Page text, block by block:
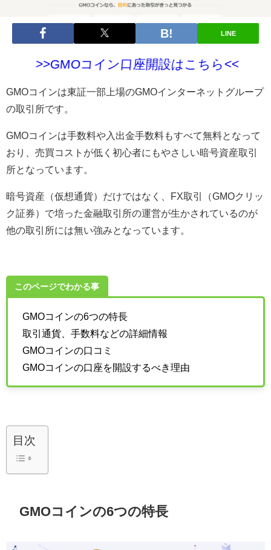
LINE
>>GMOコイン口座開設はこちら<<
GMOコインは東証一部上場のGMOインターネットグループ
の取引所です。
GMOコインは手数料や入出金手数料もすべて無料となって
おり、売買コストが低く初心者にもやさしい暗号資産取引
所となっています。
暗号資産（仮想通貨）だけではなく、FX取引（GMOクリッ
ク証券）で培った金融取引所の運営が生かされているのが
他の取引所には無い強みとなっています。
このページでわかる事
GMOコインの6つの特長
取引通貨、手数料などの詳細情報
GMOコインの口コミ
GMOコインの口座を開設するべき理由
目次
GMOコインの6つの特長